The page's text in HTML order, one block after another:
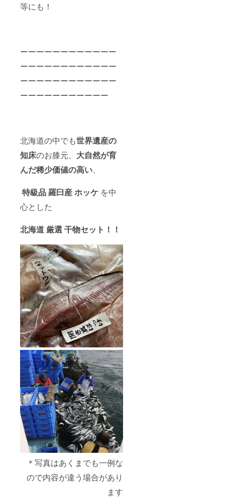
等にも！
ーーーーーーーーーーーー
ーーーーーーーーーーーー
ーーーーーーーーーーーー
ーーーーーーーーーーー
北海道の中でも世界遺産の
知床のお膝元、 大自然が育
んだ稀少価値の高い、
特級品 羅臼産 ホッケ を中
心とした
北海道 厳選 干物セット！！
＊写真はあくまでも一例な
ので内容が違う場合があり
ます